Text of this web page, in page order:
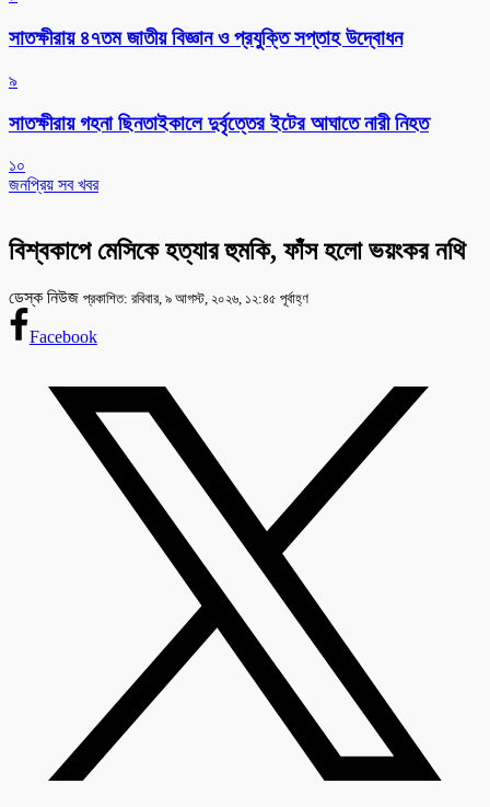
সাতক্ষীরায় ৪৭তম জাতীয় বিজ্ঞান ও প্রযুক্তি সপ্তাহ উদ্বোধন
৯
সাতক্ষীরায় গহনা ছিনতাইকালে দুর্বৃত্তের ইটের আঘাতে নারী নিহত
১০
জনপ্রিয় সব খবর
বিশ্বকাপে মেসিকে হত্যার হুমকি, ফাঁস হলো ভয়ংকর নথি
ডেস্ক নিউজ প্রকাশিত: রবিবার, ৯ আগস্ট, ২০২৬, ১২:৪৫ পূর্বাহ্ণ
Facebook